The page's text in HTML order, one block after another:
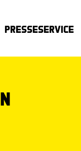
Presseservice